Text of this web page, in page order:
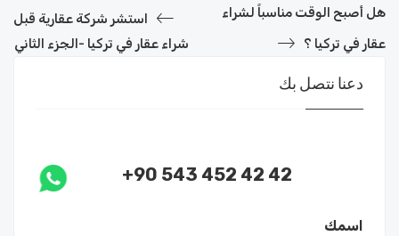
استشر شركة عقارية قبل
شراء عقار في تركيا -الجزء الثاني
هل أصبح الوقت مناسباً لشراء
عقار في تركيا ؟
دعنا نتصل بك
+90 543 452 42 42
اسمك